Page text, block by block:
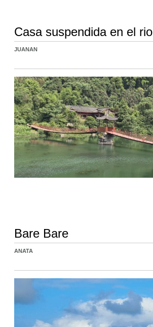
Casa suspendida en el rio
JUANAN
Bare Bare
ANATA